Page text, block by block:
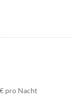
pro Nacht